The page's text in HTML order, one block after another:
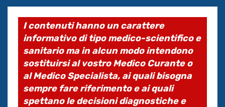
I contenuti hanno un carattere
informativo di tipo medico-scientifico e
sanitario ma in alcun modo intendono
sostituirsi al vostro Medico Curante o
al Medico Specialista, ai quali bisogna
sempre fare riferimento e ai quali
spettano le decisioni diagnostiche e